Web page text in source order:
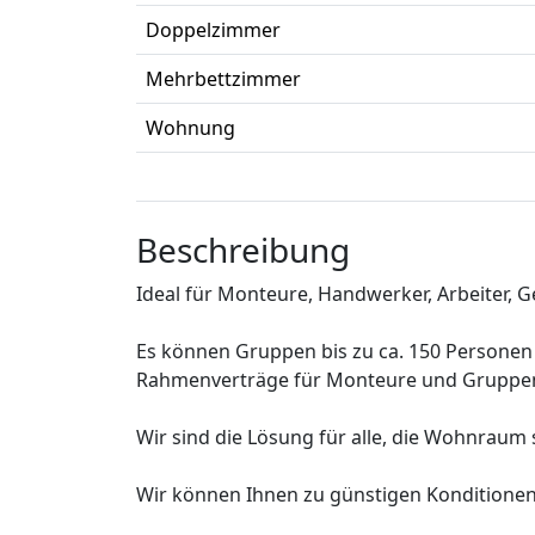
Doppelzimmer
Mehrbettzimmer
Wohnung
Beschreibung
Ideal für Monteure, Handwerker, Arbeiter,
Es können Gruppen bis zu ca. 150
Rahmenverträge für Monteure und
Wir sind die Lösung für alle, die Wohnraum
Wir können Ihnen zu günstigen